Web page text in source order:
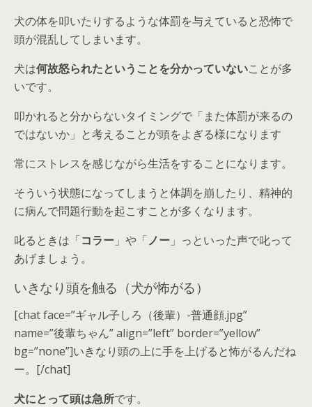
犬の体を叩いたりするような体罰を与えていると恐怖で
頭が混乱してしまいます。
犬は何故怒られたということを分かっていないことが多
いです。
叩かれると分からないタイミングで「また体罰が来るの
ではないか 」と考えることが頭をよぎる様になります
常にストレスを感じながら生活をすることになります。
そういう状態になってしまうと体調を崩したり、精神的
に病んで問題行動を起こすことが多くなります。
叱るときは「コラー 」や「ノー 」っといった声で叱って
あげましょう。
いきなり頭を触る（犬が怖がる）
[chat face=”ギャル子しろ（後輩）-普通顔.jpg”
name=”後輩ちゃん” align=”left” border=”yellow”
bg=”none”]いきなり頭の上に手を上げると怖がるんだね
ー。[/chat]
犬にとって頭は急所です。